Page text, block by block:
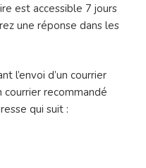
est accessible 7 jours
une réponse dans les
l’envoi d’un courrier
recommandé
qui suit :